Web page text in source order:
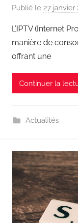
Publié le 27 janvier
L’IPTV (Internet
manière de
offrant une
Continuer la
Actualités